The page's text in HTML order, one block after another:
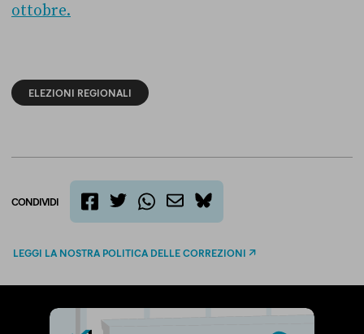
ottobre.
ELEZIONI REGIONALI
CONDIVIDI
bluesky
LEGGI LA NOSTRA POLITICA DELLE CORREZIONI